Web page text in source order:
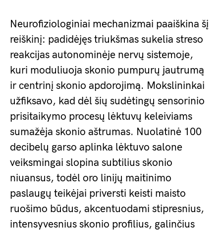
Neurofiziologiniai mechanizmai paaiškina šį
reiškinį: padidėjęs triukšmas sukelia streso
reakcijas autonominėje nervų sistemoje,
kuri moduliuoja skonio pumpurų jautrumą
ir centrinį skonio apdorojimą. Mokslininkai
užfiksavo, kad dėl šių sudėtingų sensorinio
prisitaikymo procesų lėktuvų keleiviams
sumažėja skonio aštrumas. Nuolatinė 100
decibelų garso aplinka lėktuvo salone
veiksmingai slopina subtilius skonio
niuansus, todėl oro linijų maitinimo
paslaugų teikėjai priversti keisti maisto
ruošimo būdus, akcentuodami stipresnius,
intensyvesnius skonio profilius, galinčius